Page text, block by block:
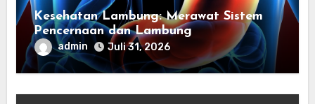
Kesehatan Lambung: Merawat Sistem
Pencernaan dan Lambung
admin Juli 31, 2026